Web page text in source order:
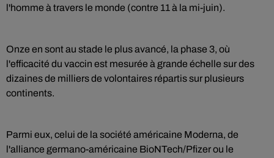
l'homme à travers le monde (contre 11 à la mi-juin).
Onze en sont au stade le plus avancé, la phase 3, où
l'efficacité du vaccin est mesurée à grande échelle sur des
dizaines de milliers de volontaires répartis sur plusieurs
continents.
Parmi eux, celui de la société américaine Moderna, de
l'alliance germano-américaine BioNTech/Pfizer ou le